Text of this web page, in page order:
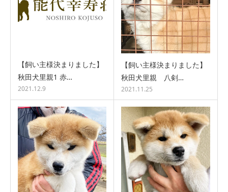
【飼い主様決まりました】
秋田犬里親1 赤…
2021.12.9
【飼い主様決まりました】
秋田犬里親 八剣…
2021.11.25